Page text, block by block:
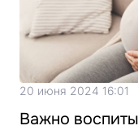
20 июня 2024 16:01
Важно